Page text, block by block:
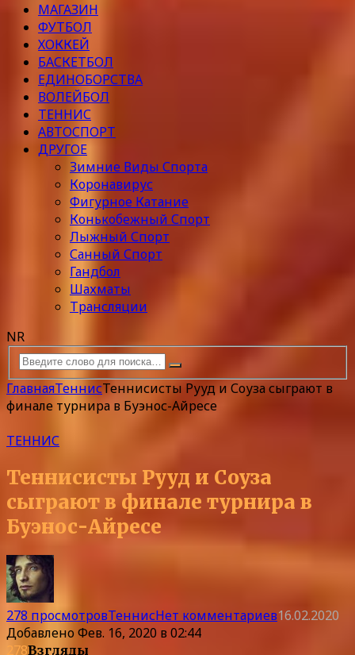
МАГАЗИН
ФУТБОЛ
ХОККЕЙ
БАСКЕТБОЛ
ЕДИНОБОРСТВА
ВОЛЕЙБОЛ
ТЕННИС
АВТОСПОРТ
ДРУГОЕ
Зимние Виды Спорта
Коронавирус
Фигурное Катание
Конькобежный Спорт
Лыжный Спорт
Санный Спорт
Гандбол
Шахматы
Трансляции
NR
ГлавнаяТеннисТеннисисты Рууд и Соуза сыграют в
финале турнира в Буэнос-Айресе
ТЕННИС
Теннисисты Рууд и Соуза
сыграют в финале турнира в
Буэнос-Айресе
278 просмотровТеннисНет комментариев16.02.2020
ДобавленоФев. 16, 2020 в 02:44
278Взгляды